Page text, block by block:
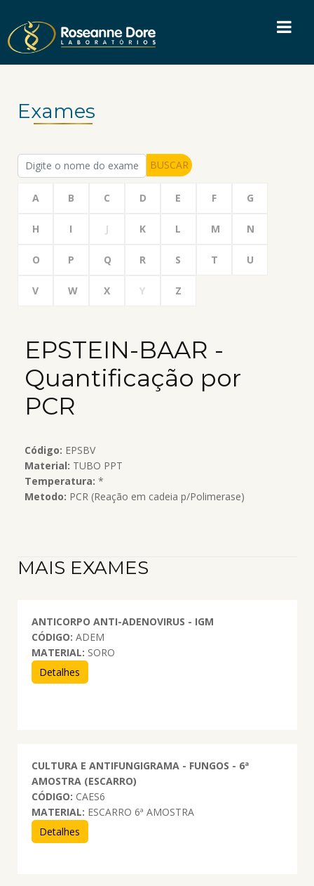
Exames
BUSCAR
A B C D E F G
H I J K L M N
O P Q R S T U
V W X Y Z
EPSTEIN-BAAR -
Quantificação por
PCR
Código: EPSBV
Material: TUBO PPT
Temperatura: *
Metodo: PCR (Reação em cadeia p/Polimerase)
MAIS EXAMES
ANTICORPO ANTI-ADENOVIRUS - IGM
CÓDIGO: ADEM
MATERIAL: SORO
Detalhes
CULTURA E ANTIFUNGIGRAMA - FUNGOS - 6ª
AMOSTRA (ESCARRO)
CÓDIGO: CAES6
MATERIAL: ESCARRO 6ª AMOSTRA
Detalhes